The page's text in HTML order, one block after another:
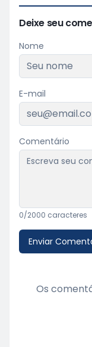
Deixe seu
Nome
E-mail
Comentário
0/2000 caracteres
Enviar
Os